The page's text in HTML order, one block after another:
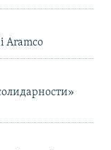
Aramco